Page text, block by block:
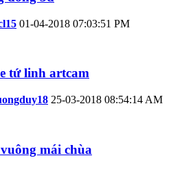
01-04-2018 07:03:51 PM
tứ linh artcam
25-03-2018 08:54:14 AM
mái chùa